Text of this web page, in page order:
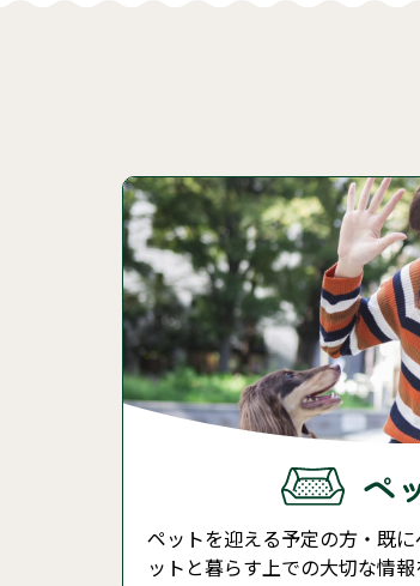
ペ
ペットを迎える予定の方・既
ットと暮らす上での大切な情報